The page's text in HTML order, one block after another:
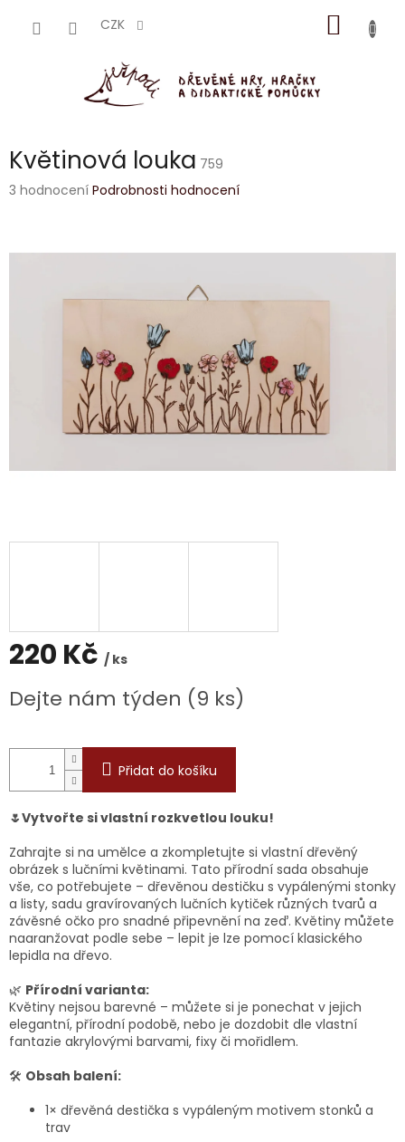
CZK
KOŠÍK
Květinová louka 759
Průměrné
5,0
3 hodnocení Podrobnosti hodnocení
220 Kč / ks
cena:
Dejte nám týden (9 ks)
Přidat do košíku
🌷Vytvořte si vlastní rozkvetlou louku!
Zahrajte si na umělce a zkompletujte si vlastní dřevěný
obrázek s lučními květinami. Tato přírodní sada obsahuje
vše, co potřebujete – dřevěnou destičku s vypálenými stonky
a listy, sadu gravírovaných lučních kytiček různých tvarů a
závěsné očko pro snadné připevnění na zeď. Květiny můžete
naaranžovat podle sebe – lepit je lze pomocí klasického
lepidla na dřevo.
🌿 Přírodní varianta:
Květiny nejsou barevné – můžete si je ponechat v jejich
elegantní, přírodní podobě, nebo je dozdobit dle vlastní
fantazie akrylovými barvami, fixy či mořidlem.
🛠️ Obsah balení:
1× dřevěná destička s vypáleným motivem stonků a
trav